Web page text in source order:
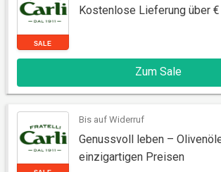
Kostenlose Lieferung über
Zum Sale
Bis auf Widerruf
Genussvoll leben –
einzigartigen Preisen